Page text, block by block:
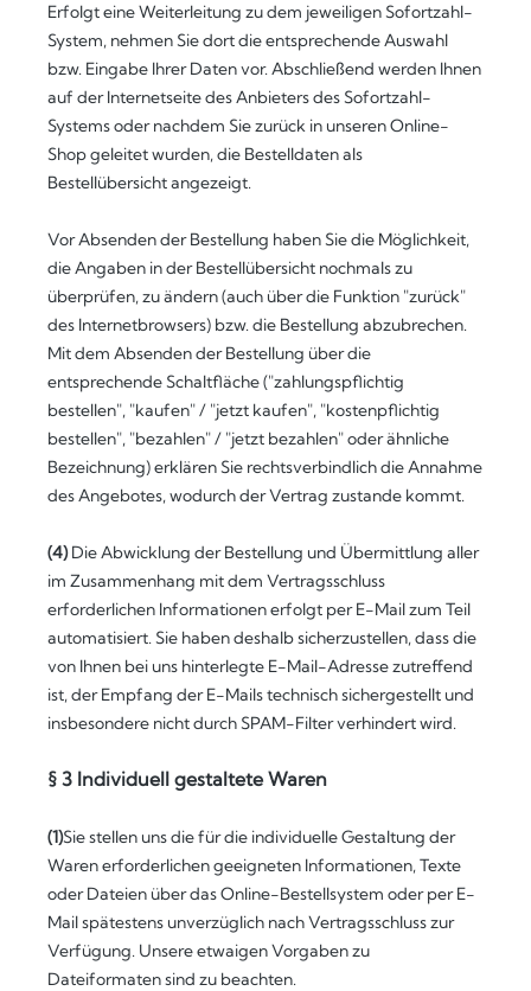
Erfolgt eine Weiterleitung zu dem jeweiligen Sofortzahl-
System, nehmen Sie dort die entsprechende Auswahl
bzw. Eingabe Ihrer Daten vor. Abschließend werden Ihnen
auf der Internetseite des Anbieters des Sofortzahl-
Systems oder nachdem Sie zurück in unseren Online-
Shop geleitet wurden, die Bestelldaten als
Bestellübersicht angezeigt.
Vor Absenden der Bestellung haben Sie die Möglichkeit,
die Angaben in der Bestellübersicht nochmals zu
überprüfen, zu ändern (auch über die Funktion "zurück"
des Internetbrowsers) bzw. die Bestellung abzubrechen.
Mit dem Absenden der Bestellung über die
entsprechende Schaltfläche ("zahlungspflichtig
bestellen", "kaufen" / "jetzt kaufen", "kostenpflichtig
bestellen", "bezahlen" / "jetzt bezahlen" oder ähnliche
Bezeichnung) erklären Sie rechtsverbindlich die Annahme
des Angebotes, wodurch der Vertrag zustande kommt.
(4)Die Abwicklung der Bestellung und Übermittlung aller
im Zusammenhang mit dem Vertragsschluss
erforderlichen Informationen erfolgt per E-Mail zum Teil
automatisiert. Sie haben deshalb sicherzustellen, dass die
von Ihnen bei uns hinterlegte E-Mail-Adresse zutreffend
ist, der Empfang der E-Mails technisch sichergestellt und
insbesondere nicht durch SPAM-Filter verhindert wird.
§ 3 Individuell gestaltete Waren
(1)Sie stellen uns die für die individuelle Gestaltung der
Waren erforderlichen geeigneten Informationen, Texte
oder Dateien über das Online-Bestellsystem oder per E-
Mail spätestens unverzüglich nach Vertragsschluss zur
Verfügung. Unsere etwaigen Vorgaben zu
Dateiformaten sind zu beachten.